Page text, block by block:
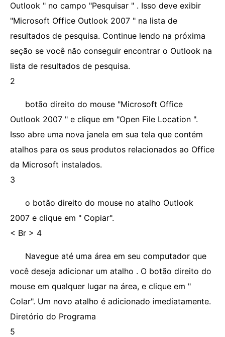
Outlook " no campo "Pesquisar " . Isso deve exibir
"Microsoft Office Outlook 2007 " na lista de
resultados de pesquisa. Continue lendo na próxima
seção se você não conseguir encontrar o Outlook na
lista de resultados de pesquisa.
2
botão direito do mouse "Microsoft Office
Outlook 2007 " e clique em "Open File Location ".
Isso abre uma nova janela em sua tela que contém
atalhos para os seus produtos relacionados ao Office
da Microsoft instalados.
3
o botão direito do mouse no atalho Outlook
2007 e clique em " Copiar".
< Br > 4
Navegue até uma área em seu computador que
você deseja adicionar um atalho . O botão direito do
mouse em qualquer lugar na área, e clique em "
Colar". Um novo atalho é adicionado imediatamente.
Diretório do Programa
5